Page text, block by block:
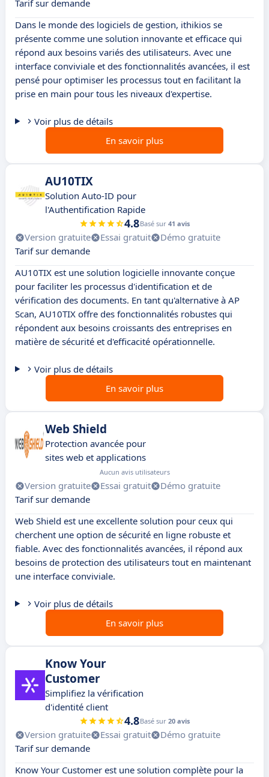
Tarif sur demande
Dans le monde des logiciels de gestion, ithikios se
présente comme une solution innovante et efficace qui
répond aux besoins variés des utilisateurs. Avec une
interface conviviale et des fonctionnalités avancées, il est
pensé pour optimiser les processus tout en facilitant la
prise en main pour tous les niveaux d'expertise.
Voir plus de détails
En savoir plus
AU10TIX
Solution Auto-ID pour
l'Authentification Rapide
4.8Basé sur 41 avis
Version gratuite Essai gratuit
Démo gratuite
Tarif sur demande
AU10TIX est une solution logicielle innovante conçue
pour faciliter les processus d'identification et de
vérification des documents. En tant qu'alternative à AP
Scan, AU10TIX offre des fonctionnalités robustes qui
répondent aux besoins croissants des entreprises en
matière de sécurité et d'efficacité opérationnelle.
Voir plus de détails
En savoir plus
Web Shield
Protection avancée pour
sites web et applications
Aucun avis utilisateurs
Version gratuite Essai gratuit
Démo gratuite
Tarif sur demande
Web Shield est une excellente solution pour ceux qui
cherchent une option de sécurité en ligne robuste et
fiable. Avec des fonctionnalités avancées, il répond aux
besoins de protection des utilisateurs tout en maintenant
une interface conviviale.
Voir plus de détails
En savoir plus
Know Your
Customer
Simplifiez la vérification
d'identité client
4.8Basé sur 20 avis
Version gratuite Essai gratuit
Démo gratuite
Tarif sur demande
Know Your Customer est une solution complète pour la